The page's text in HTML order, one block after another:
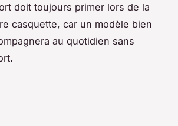
doit toujours primer lors de la
casquette, car un modèle bien
au quotidien sans